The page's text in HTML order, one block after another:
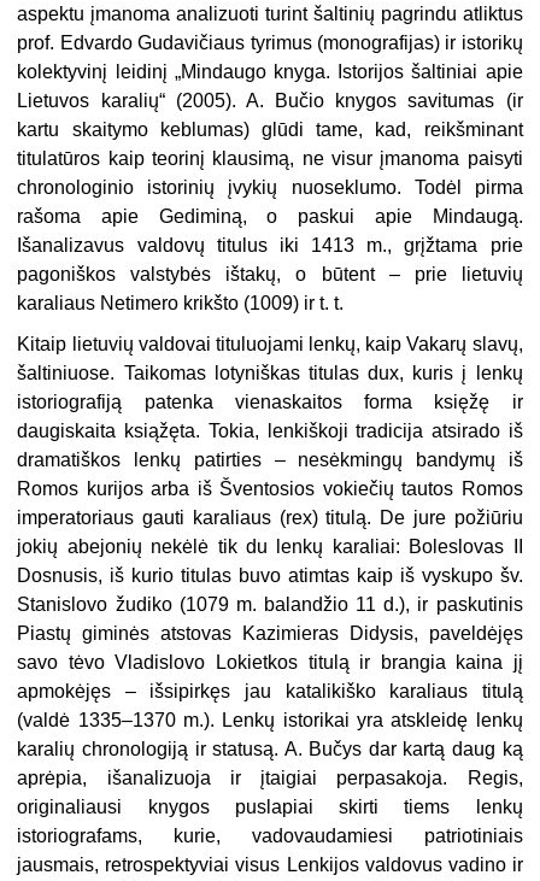
aspektu įmanoma analizuoti turint šaltinių pagrindu atliktus
prof. Edvardo Gudavičiaus tyrimus (monografijas) ir istorikų
kolektyvinį leidinį „Mindaugo knyga. Istorijos šaltiniai apie
Lietuvos karalių“ (2005). A. Bučio knygos savitumas (ir
kartu skaitymo keblumas) glūdi tame, kad, reikšminant
titulatūros kaip teorinį klausimą, ne visur įmanoma paisyti
chronologinio istorinių įvykių nuoseklumo. Todėl pirma
rašoma apie Gediminą, o paskui apie Mindaugą.
Išanalizavus valdovų titulus iki 1413 m., grįžtama prie
pagoniškos valstybės ištakų, o būtent – prie lietuvių
karaliaus Netimero krikšto (1009) ir t. t.
Kitaip lietuvių valdovai tituluojami lenkų, kaip Vakarų slavų,
šaltiniuose. Taikomas lotyniškas titulas dux, kuris į lenkų
istoriografiją patenka vienaskaitos forma księžę ir
daugiskaita ksiąžęta. Tokia, lenkiškoji tradicija atsirado iš
dramatiškos lenkų patirties – nesėkmingų bandymų iš
Romos kurijos arba iš Šventosios vokiečių tautos Romos
imperatoriaus gauti karaliaus (rex) titulą. De jure požiūriu
jokių abejonių nekėlė tik du lenkų karaliai: Boleslovas II
Dosnusis, iš kurio titulas buvo atimtas kaip iš vyskupo šv.
Stanislovo žudiko (1079 m. balandžio 11 d.), ir paskutinis
Piastų giminės atstovas Kazimieras Didysis, paveldėjęs
savo tėvo Vladislovo Lokietkos titulą ir brangia kaina jį
apmokėjęs – išsipirkęs jau katalikiško karaliaus titulą
(valdė 1335–1370 m.). Lenkų istorikai yra atskleidę lenkų
karalių chronologiją ir statusą. A. Bučys dar kartą daug ką
aprėpia, išanalizuoja ir įtaigiai perpasakoja. Regis,
originaliausi knygos puslapiai skirti tiems lenkų
istoriografams, kurie, vadovaudamiesi patriotiniais
jausmais, retrospektyviai visus Lenkijos valdovus vadino ir